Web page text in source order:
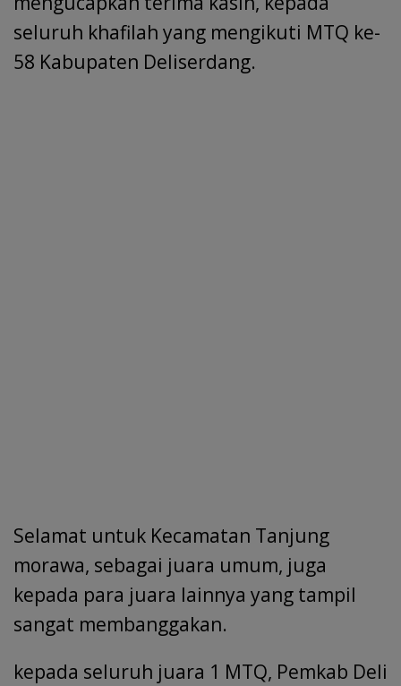
seluruh khafilah yang mengikuti MTQ ke-
58 Kabupaten Deliserdang.
Selamat untuk Kecamatan Tanjung
morawa, sebagai juara umum, juga
kepada para juara lainnya yang tampil
sangat membanggakan.
kepada seluruh juara 1 MTQ, Pemkab Deli